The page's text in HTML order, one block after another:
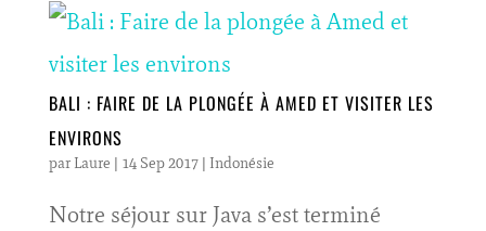
BALI : FAIRE DE LA PLONGÉE À AMED ET VISITER LES
ENVIRONS
par Laure | 14 Sep 2017| Indonésie
Notre séjour sur Java s’est terminé